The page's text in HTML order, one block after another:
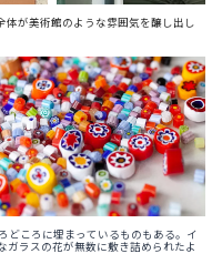
体が美術館のような雰囲気を醸し出し
どころに埋まっているものもある。イ
ガラスの花が無数に敷き詰められたよ